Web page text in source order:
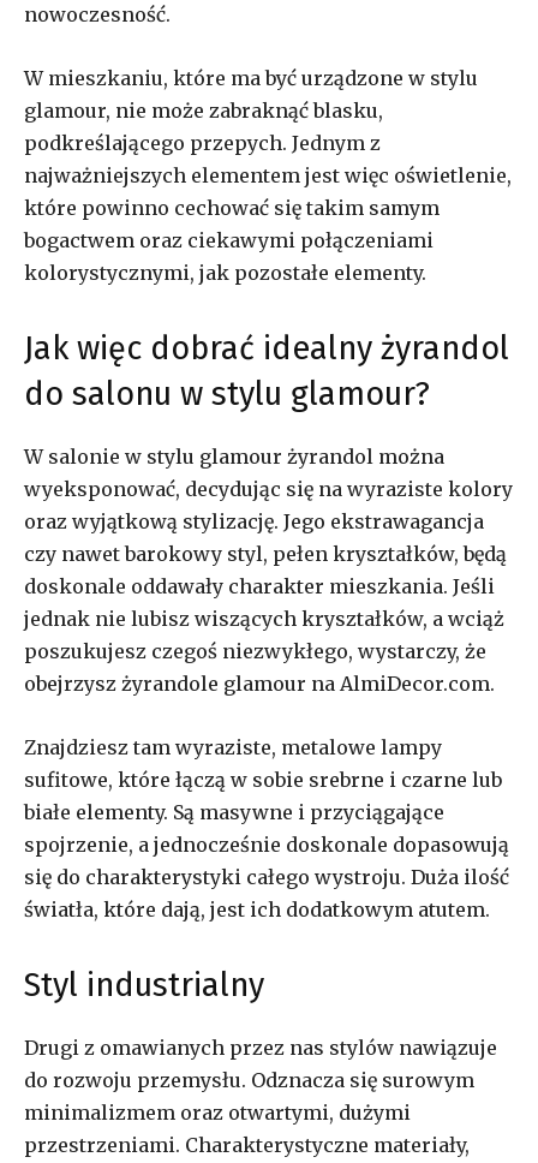
nowoczesność.
W mieszkaniu, które ma być urządzone w stylu
glamour, nie może zabraknąć blasku,
podkreślającego przepych. Jednym z
najważniejszych elementem jest więc oświetlenie,
które powinno cechować się takim samym
bogactwem oraz ciekawymi połączeniami
kolorystycznymi, jak pozostałe elementy.
Jak więc dobrać idealny żyrandol
do salonu w stylu glamour?
W salonie w stylu glamour żyrandol można
wyeksponować, decydując się na wyraziste kolory
oraz wyjątkową stylizację. Jego ekstrawagancja
czy nawet barokowy styl, pełen kryształków, będą
doskonale oddawały charakter mieszkania. Jeśli
jednak nie lubisz wiszących kryształków, a wciąż
poszukujesz czegoś niezwykłego, wystarczy, że
obejrzysz żyrandole glamour na AlmiDecor.com.
Znajdziesz tam wyraziste, metalowe lampy
sufitowe, które łączą w sobie srebrne i czarne lub
białe elementy. Są masywne i przyciągające
spojrzenie, a jednocześnie doskonale dopasowują
się do charakterystyki całego wystroju. Duża ilość
światła, które dają, jest ich dodatkowym atutem.
Styl industrialny
Drugi z omawianych przez nas stylów nawiązuje
do rozwoju przemysłu. Odznacza się surowym
minimalizmem oraz otwartymi, dużymi
przestrzeniami. Charakterystyczne materiały,